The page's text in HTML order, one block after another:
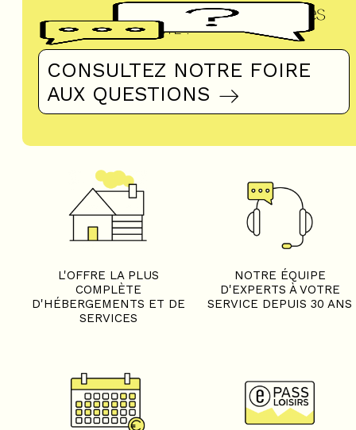
Questions fréquentes
UN DOUTE ?
CONSULTEZ NOTRE FOIRE
AUX QUESTIONS
L'OFFRE LA PLUS
COMPLÈTE
D'HÉBERGEMENTS ET DE
SERVICES
NOTRE ÉQUIPE
D'EXPERTS À VOTRE
SERVICE DEPUIS 30 ANS